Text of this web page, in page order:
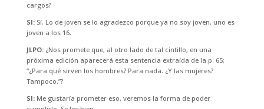
cargos?
SI:Sí. Lo de joven se lo agradezco porque ya no soy joven, uno es
joven a los 16.
JLPO:¿Nos promete que, al otro lado de tal cintillo, en una
próxima edición aparecerá esta sentencia extraída de la p. 65:
“¿Para qué sirven los hombres? Para nada. ¿Y las mujeres?
Tampoco.”?
SI: Me gustaría prometer eso, veremos la forma de poder